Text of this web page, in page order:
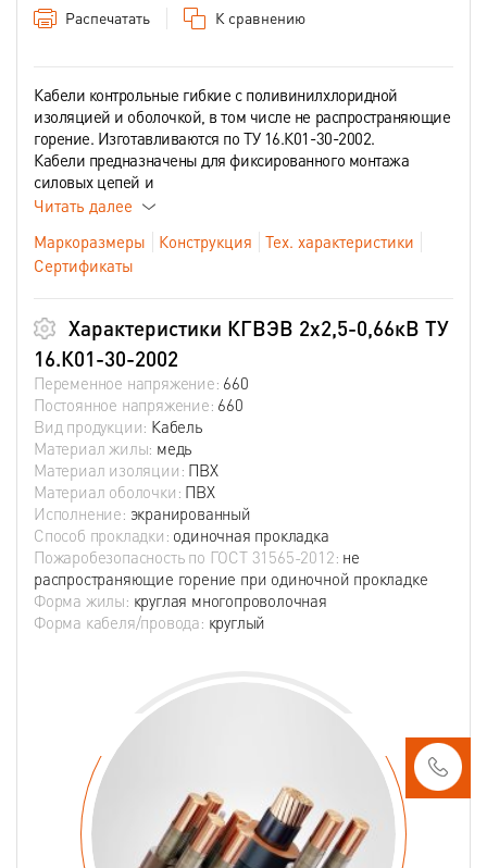
Распечатать К сравнению
Кабели контрольные гибкие с поливинилхлоридной
изоляцией и оболочкой, в том числе не распространяющие
горение. Изготавливаются по ТУ 16.К01-30-2002.
Кабели предназначены для фиксированного монтажа
силовых цепей и
Читать далее
Маркоразмеры
Конструкция
Тех. характеристики
Сертификаты
Характеристики КГВЭВ 2х2,5-0,66кВ ТУ
16.К01-30-2002
Переменное напряжение: 660
Постоянное напряжение: 660
Вид продукции: Кабель
Материал жилы: медь
Материал изоляции: ПВХ
Материал оболочки: ПВХ
Исполнение: экранированный
Способ прокладки: одиночная прокладка
Пожаробезопасность по ГОСТ 31565-2012: не
распространяющие горение при одиночной прокладке
Форма жилы: круглая многопроволочная
Форма кабеля/провода: круглый